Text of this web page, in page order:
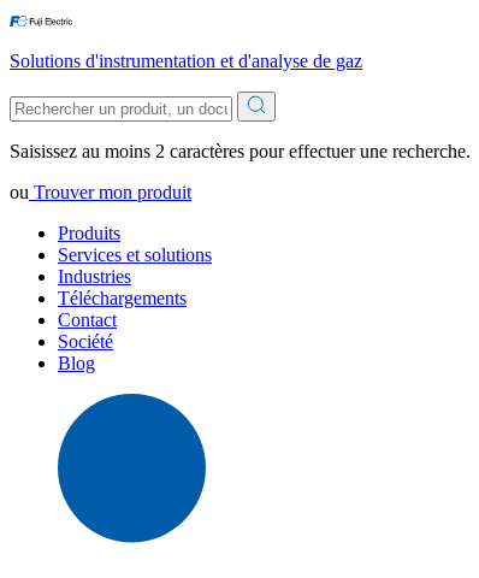
Solutions d'instrumentation et d'analyse de gaz
Saisissez au moins 2 caractères pour effectuer une recherche.
ou Trouver mon produit
Produits
Services et solutions
Industries
Téléchargements
Contact
Société
Blog